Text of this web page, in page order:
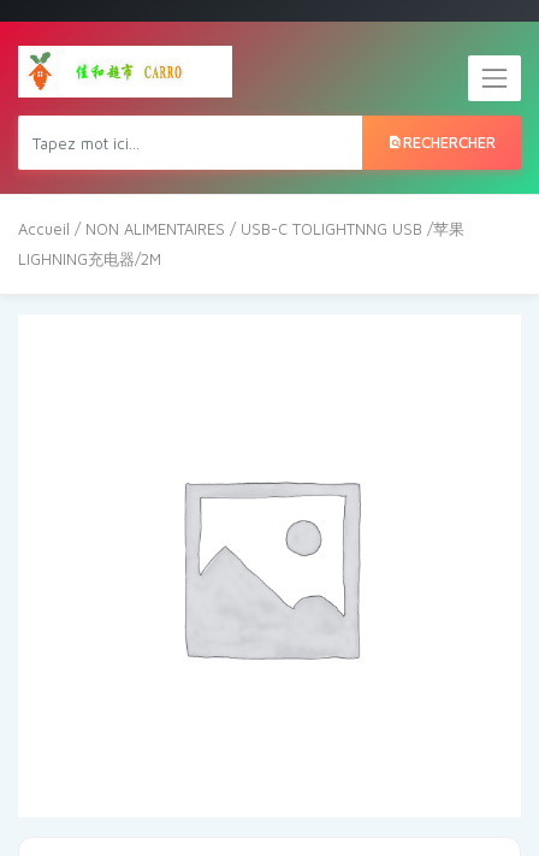
RECHERCHER
Accueil / NON ALIMENTAIRES / USB-C TOLIGHTNNG USB /苹果
LIGHNING充电器/2M